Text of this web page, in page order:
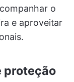
o
e aproveitar
proteção